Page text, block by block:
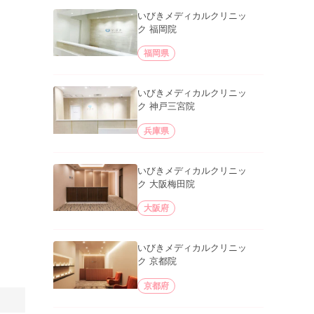
いびきメディカルクリニッ
ク 福岡院
福岡県
いびきメディカルクリニッ
ク 神戸三宮院
兵庫県
いびきメディカルクリニッ
ク 大阪梅田院
大阪府
いびきメディカルクリニッ
ク 京都院
京都府